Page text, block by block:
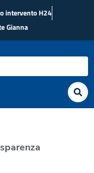
intervento H24
Gianna